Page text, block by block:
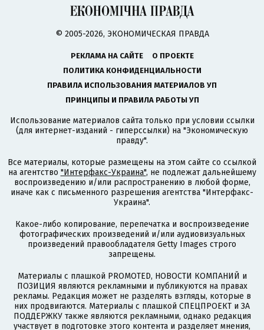
© 2005-2026, ЭКОНОМИЧЕСКАЯ ПРАВДА
РЕКЛАМА НА САЙТЕ
О ПРОЕКТЕ
ПОЛИТИКА КОНФИДЕНЦИАЛЬНОСТИ
ПРАВИЛА ИСПОЛЬЗОВАНИЯ МАТЕРИАЛОВ УП
ПРИНЦИПЫ И ПРАВИЛА РАБОТЫ УП
Использование материалов сайта только при условии ссылки
(для интернет-изданий - гиперссылки) на "Экономическую
правду".
Все материалы, которые размещены на этом сайте со ссылкой
на агентство "Интерфакс-Украина", не подлежат дальнейшему
воспроизведению и/или распространению в любой форме,
иначе как с письменного разрешения агентства "Интерфакс-
Украина".
Какое-либо копирование, перепечатка и воспроизведение
фотографических произведений и/или аудиовизуальных
произведений правообладателя Getty Images строго
запрещены.
Материалы с плашкой PROMOTED, НОВОСТИ КОМПАНИЙ и
ПОЗИЦИЯ являются рекламными и публикуются на правах
рекламы. Редакция может не разделять взгляды, которые в
них продвигаются. Материалы с плашкой СПЕЦПРОЕКТ и ЗА
ПОДДЕРЖКУ также являются рекламными, однако редакция
участвует в подготовке этого контента и разделяет мнения,